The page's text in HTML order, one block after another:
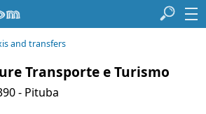
and transfers
Transporte e Turismo
- Pituba